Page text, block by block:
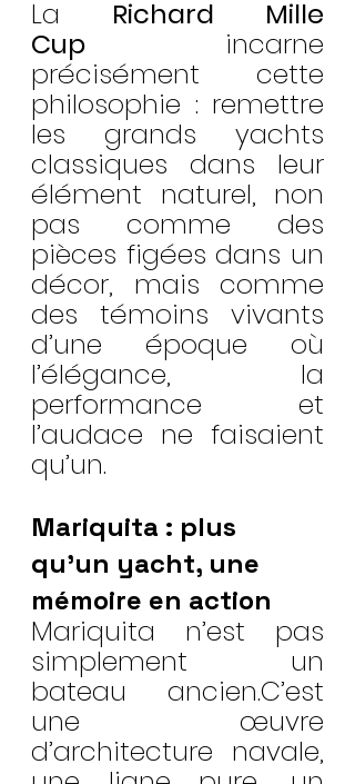
La Richard Mille
Cup incarne
précisément cette
philosophie : remettre
les grands yachts
classiques dans leur
élément naturel, non
pas comme des
pièces figées dans un
décor, mais comme
des témoins vivants
d’une époque où
l’élégance, la
performance et
l’audace ne faisaient
qu’un.
Mariquita : plus
qu’un yacht, une
mémoire en action
Mariquita n’est pas
simplement un
bateau ancien.C’est
une œuvre
d’architecture navale,